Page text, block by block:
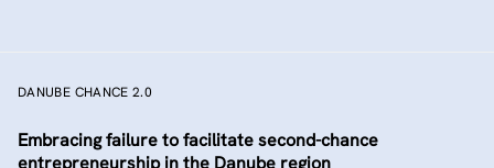
DANUBE CHANCE 2.0
Embracing failure to facilitate second-chance
entrepreneurship in the Danube region